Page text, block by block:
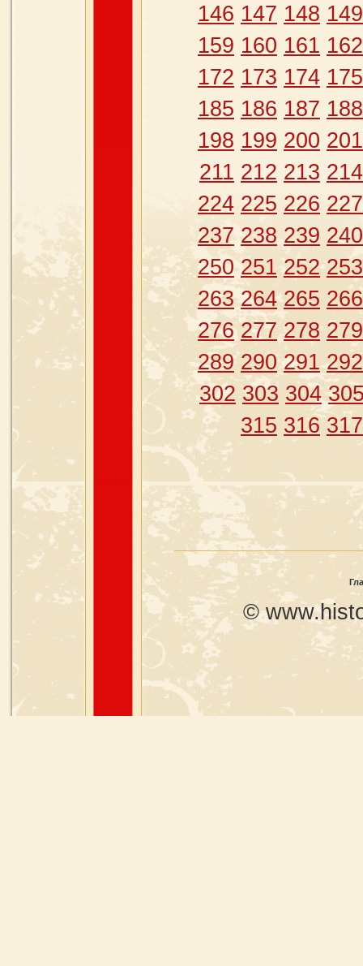
146 147 148 149
159 160 161 162
172 173 174 175
185 186 187 188
198 199 200 201
211 212 213 214
224 225 226 227
237 238 239 240
250 251 252 253
263 264 265 266
276 277 278 279
289 290 291 292
302 303 304
315 316 317
©